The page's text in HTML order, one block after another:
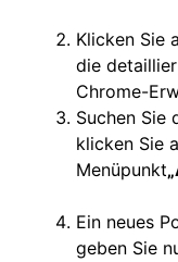
Klicken Sie
die
Chrome-
Suchen Sie
klicken Sie
Menüpunkt
Ein neues
geben Sie